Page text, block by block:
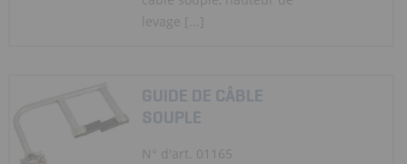
levage [...]
GUIDE DE CÂBLE
SOUPLE
N° d'art. 01165